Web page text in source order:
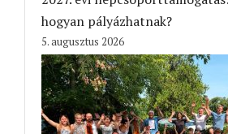
hogyan pályázhatnak?
5. augusztus 2026